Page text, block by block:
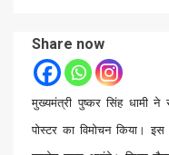
Share now
मुख्यमंत्री पुष्कर सिंह धामी ने
पोस्टर का विमोचन किया।